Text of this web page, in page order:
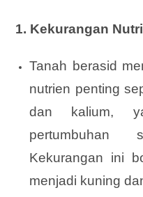
1. Kekurangan
Tanah berasid
nutrien penting
dan kalium,
pertumbuhan
Kekurangan ini
menjadi kuning